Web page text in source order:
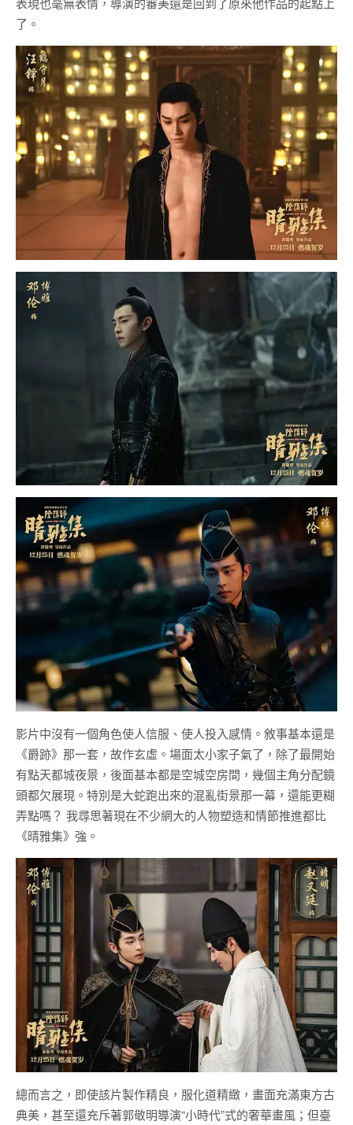
了。
影片中沒有一個角色使人信服、使人投入感情。敘事基本還是
《爵跡》那一套，故作玄虛。場面太小家子氣了，除了最開始
有點天都城夜景，後面基本都是空城空房間，幾個主角分配鏡
頭都欠展現。特別是大蛇跑出來的混亂街景那一幕，還能更糊
弄點嗎？ 我尋思著現在不少網大的人物塑造和情節推進都比
《晴雅集》強。
總而言之，即使該片製作精良，服化道精緻，畫面充滿東方古
典美，甚至還充斥著郭敬明導演“小時代”式的奢華畫風；但臺